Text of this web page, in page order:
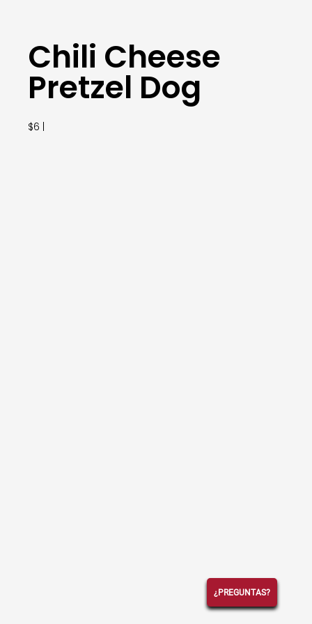
Chili Cheese
Pretzel Dog
$6 |
¿PREGUNTAS?